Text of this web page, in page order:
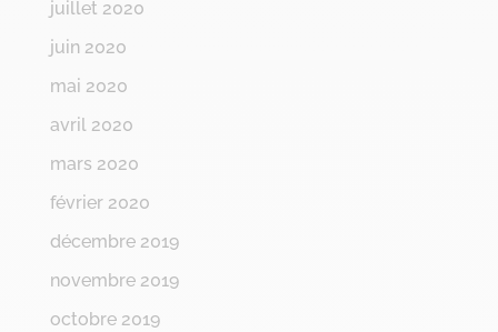
juillet 2020
juin 2020
mai 2020
avril 2020
mars 2020
février 2020
décembre 2019
novembre 2019
octobre 2019